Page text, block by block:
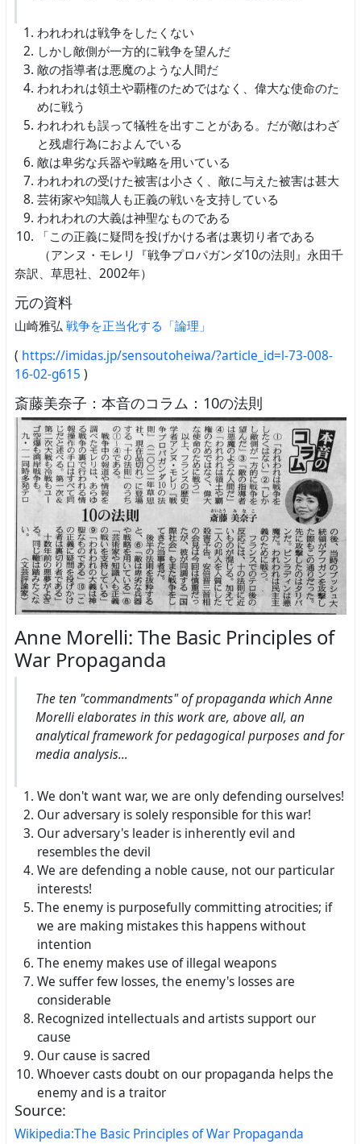
われわれは戦争をしたくない
しかし敵側が一方的に戦争を望んだ
敵の指導者は悪魔のような人間だ
われわれは領土や覇権のためではなく、偉大な使命のた
めに戦う
われわれも誤って犠牲を出すことがある。だが敵はわざ
と残虐行為におよんでいる
敵は卑劣な兵器や戦略を用いている
われわれの受けた被害は小さく、敵に与えた被害は甚大
芸術家や知識人も正義の戦いを支持している
われわれの大義は神聖なものである
「この正義に疑問を投げかける者は裏切り者である
（アンヌ・モレリ『戦争プロパガンダ10の法則』永田千
奈訳、草思社、2002年）
元の資料
山崎雅弘 戦争を正当化する「論理」
( https://imidas.jp/sensoutoheiwa/?article_id=l-73-008-
16-02-g615 )
斎藤美奈子：本音のコラム：10の法則
Anne Morelli: The Basic Principles of
War Propaganda
The ten "commandments" of propaganda which Anne
Morelli elaborates in this work are, above all, an
analytical framework for pedagogical purposes and for
media analysis…
We don't want war, we are only defending ourselves!
Our adversary is solely responsible for this war!
Our adversary's leader is inherently evil and
resembles the devil
We are defending a noble cause, not our particular
interests!
The enemy is purposefully committing atrocities; if
we are making mistakes this happens without
intention
The enemy makes use of illegal weapons
We suffer few losses, the enemy's losses are
considerable
Recognized intellectuals and artists support our
cause
Our cause is sacred
Whoever casts doubt on our propaganda helps the
enemy and is a traitor
Source:
Wikipedia:The Basic Principles of War Propaganda